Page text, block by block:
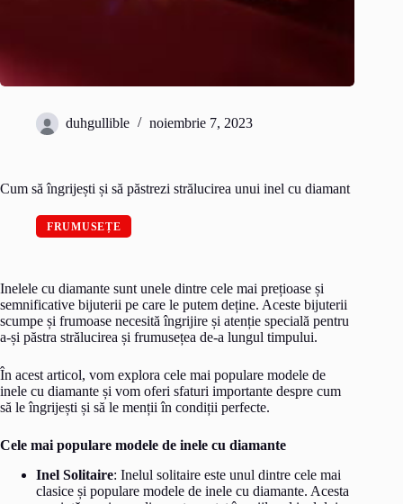
duhgullible noiembrie 7, 2023
Cum să îngrijești și să păstrezi strălucirea unui inel cu diamant
FRUMUSEȚE
Inelele cu diamante sunt unele dintre cele mai prețioase și
semnificative bijuterii pe care le putem deține. Aceste bijuterii
scumpe și frumoase necesită îngrijire și atenție specială pentru
a-și păstra strălucirea și frumusețea de-a lungul timpului.
În acest articol, vom explora cele mai populare modele de
inele cu diamante și vom oferi sfaturi importante despre cum
să le îngrijești și să le menții în condiții perfecte.
Cele mai populare modele de inele cu diamante
Inel Solitaire: Inelul solitaire este unul dintre cele mai
clasice și populare modele de inele cu diamante. Acesta